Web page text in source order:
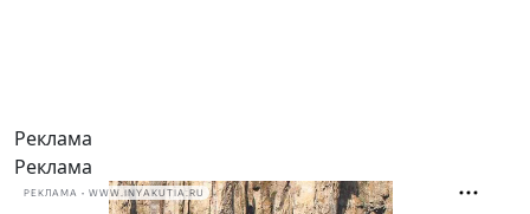
Реклама
Реклама
РЕКЛАМА • WWW.INYAKUTIA.RU